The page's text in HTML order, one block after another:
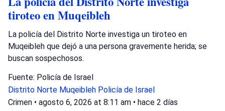
tiroteo en Muqeibleh
La policía del Distrito Norte investiga un tiroteo en
Muqeibleh que dejó a una persona gravemente herida; se
buscan sospechosos.
Fuente: Policía de Israel
Distrito Norte Muqeibleh Policía de Israel
Crimen • agosto 6, 2026 at 8:11 am • hace 2 días